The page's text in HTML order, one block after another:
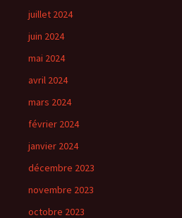
juillet 2024
juin 2024
mai 2024
avril 2024
mars 2024
février 2024
janvier 2024
décembre 2023
novembre 2023
octobre 2023